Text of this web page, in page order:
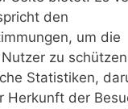
den
um die
zu
Statistiken,
Herkunft der